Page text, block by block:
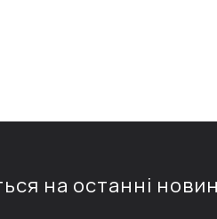
на останні